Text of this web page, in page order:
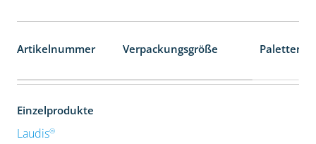
Artikelnummer Verpackungsgröße
Einzelprodukte
Laudis®